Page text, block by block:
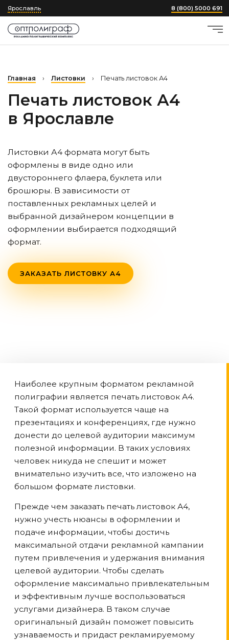
Ярославль 8 (800) 5000 691
Главная › Листовки › Печать листовок А4
Печать листовок А4
в Ярославле
Листовки А4 формата могут быть
оформлены в виде одно или
двустороннего флаера, буклета или
брошюры. В зависимости от
поставленных рекламных целей и
выбранной дизайнером концепции в
оформлении выбирается подходящий
формат.
ЗАКАЗАТЬ ЛИСТОВКУ А4
Наиболее крупным форматом рекламной
полиграфии является печать листовок А4.
Такой формат используется чаще на
презентациях и конференциях, где нужно
донести до целевой аудитории максимум
полезной информации. В таких условиях
человек никуда не спешит и может
внимательно изучить все, что изложено на
большом формате листовки.
Прежде чем заказать печать листовок А4,
нужно учесть нюансы в оформлении и
подаче информации, чтобы достичь
максимальной отдачи рекламной кампании
путем привлечения и удержания внимания
целевой аудитории. Чтобы сделать
оформление максимально привлекательным
и эффективным лучше воспользоваться
услугами дизайнера. В таком случае
оригинальный дизайн поможет повысить
узнаваемость и придаст рекламируемому